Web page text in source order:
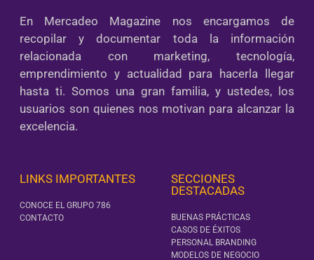
En Mercadeo Magazine nos encargamos de
recopilar y documentar toda la información
relacionada con marketing, tecnología,
emprendimiento y actualidad para hacerla llegar
hasta ti. Somos una gran familia, y ustedes, los
usuarios son quienes nos motivan para alcanzar la
excelencia.
LINKS IMPORTANTES
CONOCE EL GRUPO 786
CONTACTO
SECCIONES
DESTACADAS
BUENAS PRÁCTICAS
CASOS DE ÉXITOS
PERSONAL BRANDING
MODELOS DE NEGOCIO